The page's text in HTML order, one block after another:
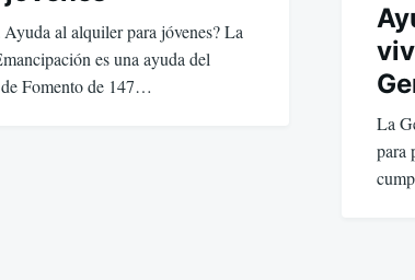
Ayuda al alquiler para jóvenes? La
es una ayuda del
Fomento de 147…
La
para